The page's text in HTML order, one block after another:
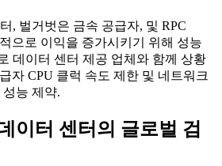
, 벌거벗은 금속 공급자, 및 RPC
으로 이익을 증가시키기 위해 성능
데이터 센터 제공 업체와 함께 상황
자 CPU 클럭 속도 제한 및 네트워크
능 제약.
이터 센터의 글로벌 검